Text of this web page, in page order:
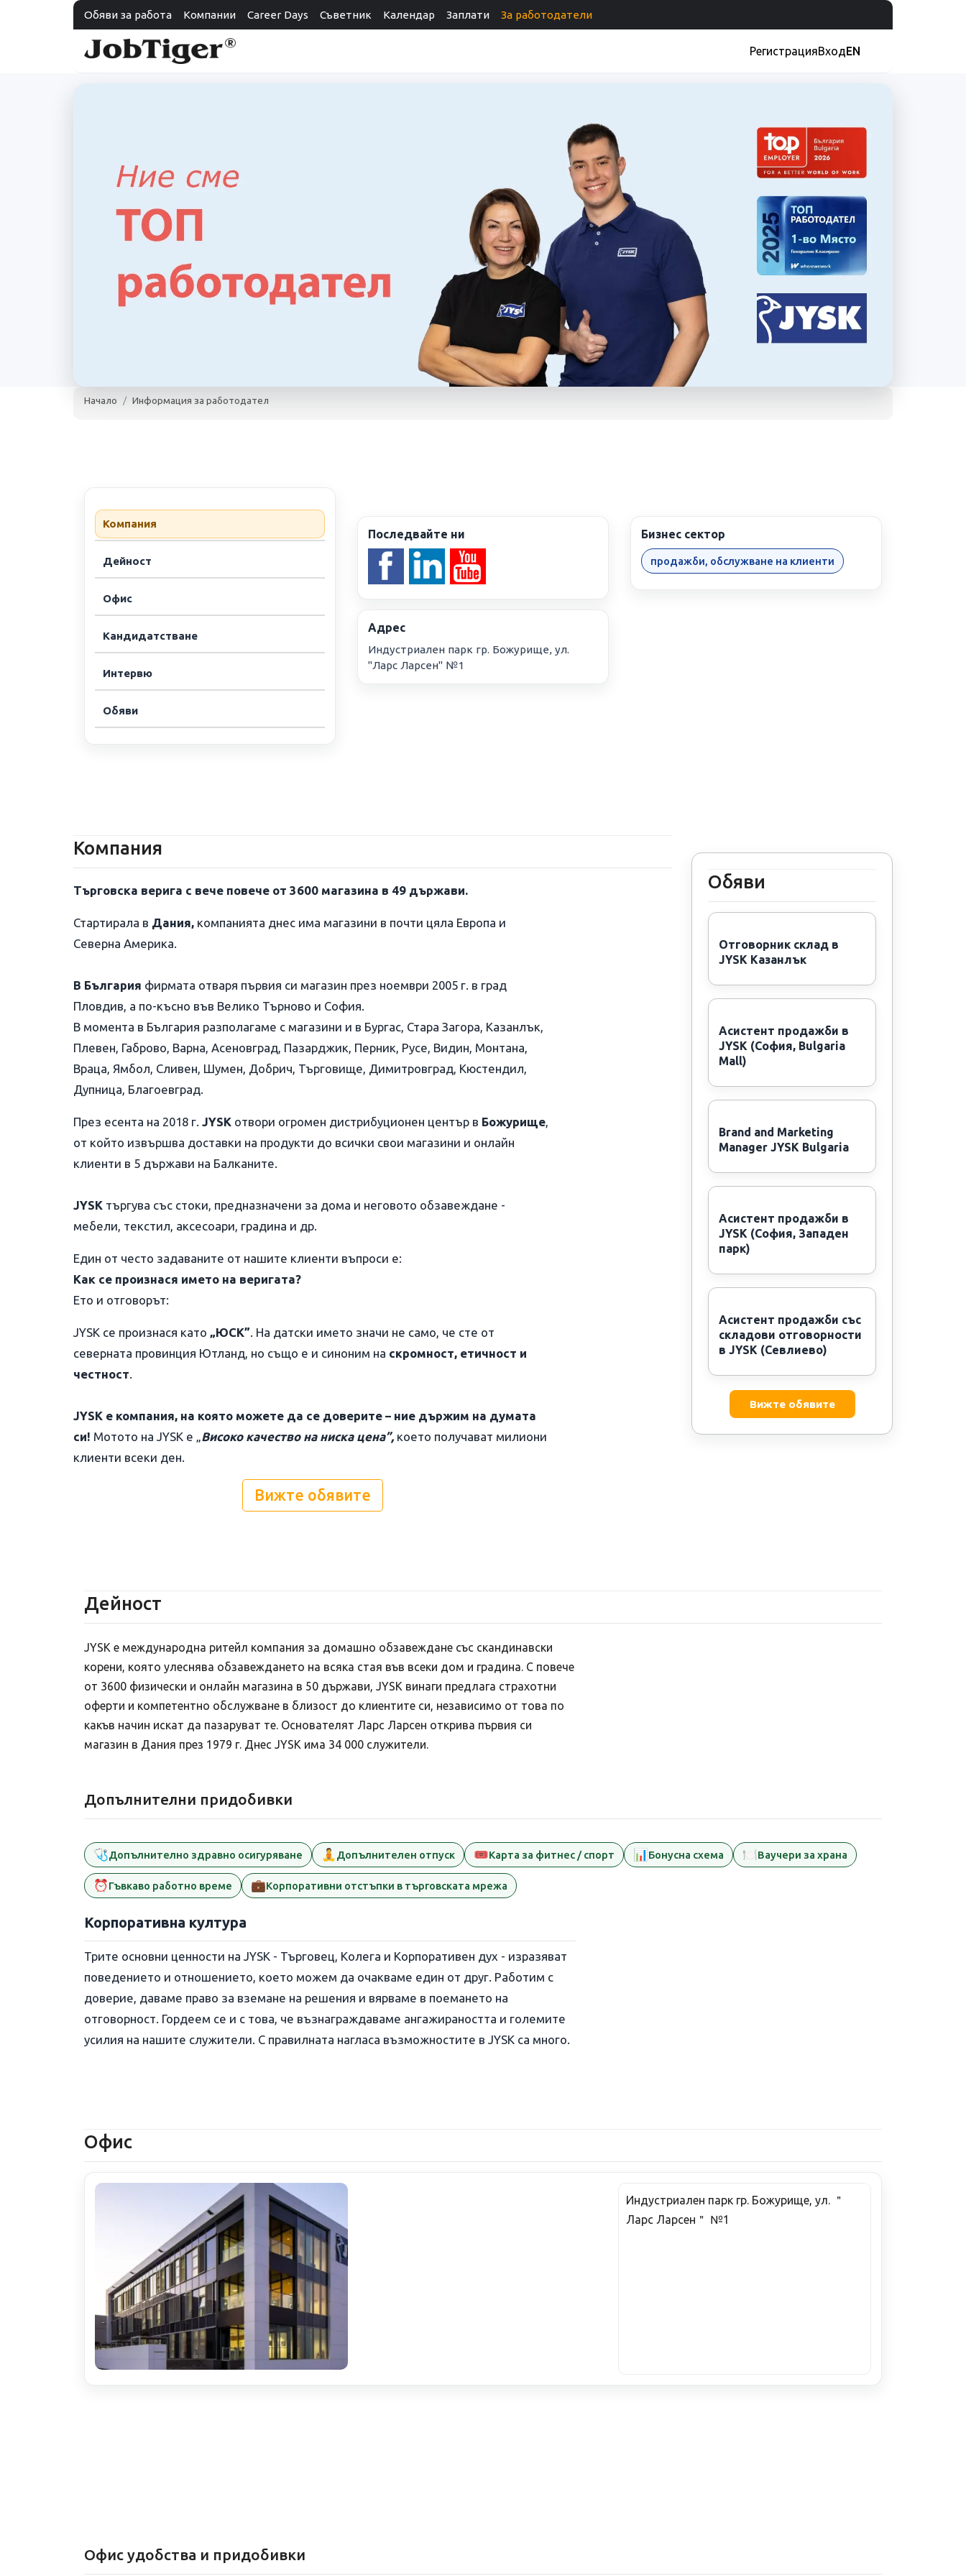
Обяви за работа Компании Career Days Съветник Календар Заплати За работодатели
РегистрацияВходEN
Начало Информация за работодател
Компания
Дейност
Офис
Кандидатстване
Интервю
Обяви
Последвайте ни
Адрес
Индустриален парк гр. Божурище, ул.
"Ларс Ларсен" №1
Бизнес сектор
продажби, обслужване на клиенти
Компания
Търговска верига с вече повече от 3600 магазина в 49 държави.
Стартирала в Дания, компанията днес има магазини в почти цяла Европа и
Северна Америка.
В България фирмата отваря първия си магазин през ноември 2005 г. в град
Пловдив, а по-късно във Велико Търново и София.
В момента в България разполагаме с магазини и в Бургас, Стара Загора, Казанлък,
Плевен, Габрово, Варна, Асеновград, Пазарджик, Перник, Русе, Видин, Монтана,
Враца, Ямбол, Сливен, Шумен, Добрич, Търговище, Димитровград, Кюстендил,
Дупница, Благоевград.
През есента на 2018 г. JYSK отвори огромен дистрибуционен център в Божурище,
от който извършва доставки на продукти до всички свои магазини и онлайн
клиенти в 5 държави на Балканите.
JYSK търгува със стоки, предназначени за дома и неговото обзавеждане -
мебели, текстил, аксесоари, градина и др.
Един от често задаваните от нашите клиенти въпроси е:
Как се произнася името на веригата?
Ето и отговорът:
JYSK се произнася като „ЮСК”. На датски името значи не само, че сте от
северната провинция Ютланд, но също е и синоним на скромност, етичност и
честност.
JYSK е компания, на която можете да се доверите – ние държим на думата
си! Мотото на JYSK е „Високо качество на ниска цена”, което получават милиони
клиенти всеки ден.
Вижте обявите
Обяви
Отговорник склад в
JYSK Казанлък
Асистент продажби в
JYSK (София, Bulgaria
Mall)
Brand and Marketing
Manager JYSK Bulgaria
Асистент продажби в
JYSK (София, Западен
парк)
Асистент продажби със
складови отговорности
в JYSK (Севлиево)
Вижте обявите
Дейност
JYSK е международна ритейл компания за домашно обзавеждане със скандинавски
корени, която улеснява обзавеждането на всяка стая във всеки дом и градина. С повече
от 3600 физически и онлайн магазина в 50 държави, JYSK винаги предлага страхотни
оферти и компетентно обслужване в близост до клиентите си, независимо от това по
какъв начин искат да пазаруват те. Основателят Ларс Ларсен открива първия си
магазин в Дания през 1979 г. Днес JYSK има 34 000 служители.
Допълнителни придобивки
🩺Допълнително здравно осигуряване 🧘Допълнителен отпуск 🎟️Карта за фитнес / спорт 📊Бонусна схема 🍽️Ваучери за храна
⏰Гъвкаво работно време 💼Корпоративни отстъпки в търговската мрежа
Корпоративна култура
Трите основни ценности на JYSK - Търговец, Колега и Корпоративен дух - изразяват
поведението и отношението, което можем да очакваме един от друг. Работим с
доверие, даваме право за вземане на решения и вярваме в поемането на
отговорност. Гордеем се и с това, че възнаграждаваме ангажираността и големите
усилия на нашите служители. С правилната нагласа възможностите в JYSK са много.
Офис
Индустриален парк гр. Божурище, ул. ＂
Ларс Ларсен＂ №1
Офис удобства и придобивки